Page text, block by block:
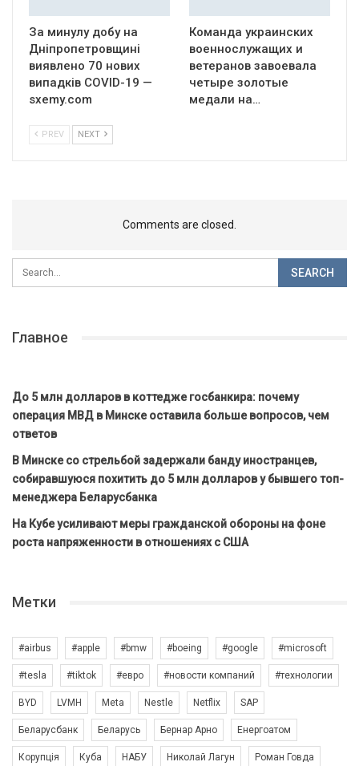
За минулу добу на
Дніпропетровщині
виявлено 70 нових
випадків COVID-19 —
sxemy.com
Команда украинских
военнослужащих и
ветеранов завоевала
четыре золотые
медали на…
PREV NEXT
Comments are closed.
Главное
До 5 млн долларов в коттедже госбанкира: почему
операция МВД в Минске оставила больше вопросов, чем
ответов
В Минске со стрельбой задержали банду иностранцев,
собиравшуюся похитить до 5 млн долларов у бывшего топ-
менеджера Беларусбанка
На Кубе усиливают меры гражданской обороны на фоне
роста напряженности в отношениях с США
Метки
#airbus #apple #bmw #boeing #google #microsoft
#tesla #tiktok #евро #новости компаний #технологии
BYD LVMH Meta Nestle Netflix SAP
Беларусбанк Беларусь Бернар Арно Енергоатом
Корупція Куба НАБУ Николай Лагун Роман Говда